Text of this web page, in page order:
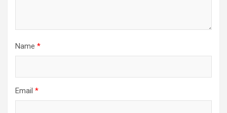
Name *
Email *